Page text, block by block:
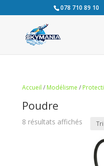
078 710 89 10
Accueil / Modélisme /
Poudre
8 résultats affichés